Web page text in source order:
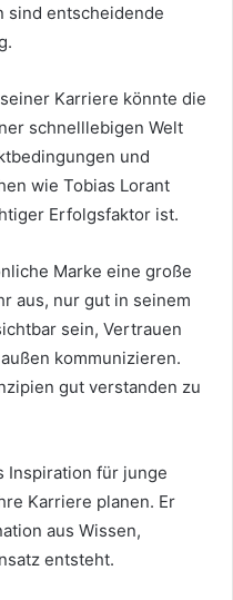
sind entscheidende
Karriere könnte die
schnelllebigen Welt
und
wie Tobias Lorant
Erfolgsfaktor ist.
Marke eine große
aus, nur gut in seinem
sein, Vertrauen
kommunizieren.
gut verstanden zu
Inspiration für junge
Karriere planen. Er
aus Wissen,
entsteht.